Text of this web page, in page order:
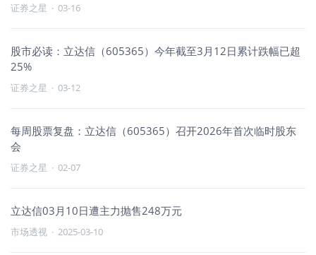
证券之星 · 03-16
股市必读：立达信（605365）今年截至3月12日累计跌幅已超
25%
证券之星 · 03-12
每周股票复盘：立达信（605365）召开2026年首次临时股东
会
证券之星 · 02-07
立达信03月10日遭主力抛售248万元
市场透视 · 2025-03-10